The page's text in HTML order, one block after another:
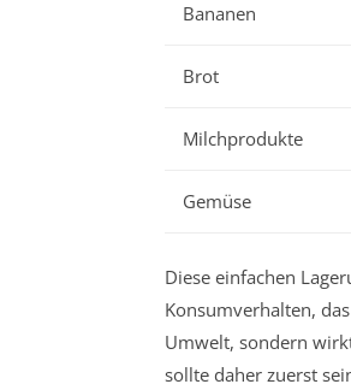
Bananen
Brot
Milchprodukte
Gemüse
Diese einfachen
Konsumverhalten,
Umwelt, sondern
sollte daher zuerst